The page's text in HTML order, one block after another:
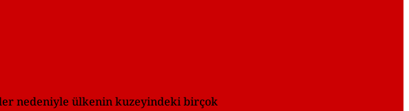
nedeniyle ülkenin kuzeyindeki birçok